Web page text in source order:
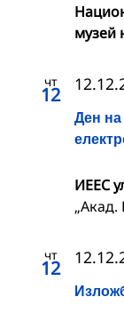
музей
чт
12
Ден
ИЕЕС
„Акад.
чт
12